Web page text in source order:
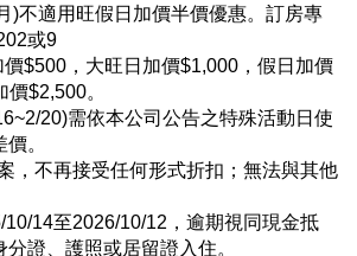
)不適用旺假日加價半價優惠。訂房專
或9
$500，大旺日加價$1,000，假日加價
$2,500。
20)需依本公司公告之特殊活動日使
。
，不再接受任何形式折扣；無法與其他
14至2026/10/12，逾期視同現金抵
證、護照或居留證入住。